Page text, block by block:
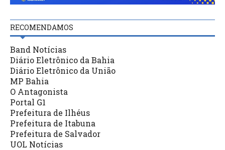
RECOMENDAMOS
Band Notícias
Diário Eletrônico da Bahia
Diário Eletrônico da União
MP Bahia
O Antagonista
Portal G1
Prefeitura de Ilhéus
Prefeitura de Itabuna
Prefeitura de Salvador
UOL Notícias